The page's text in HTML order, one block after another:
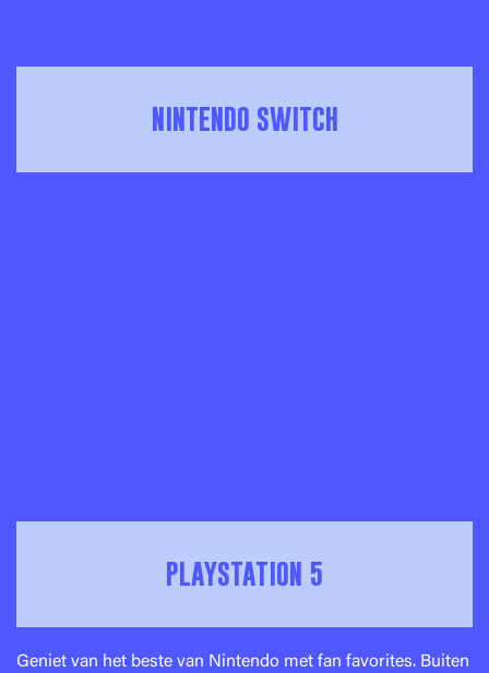
NINTENDO SWITCH
PLAYSTATION 5
Geniet van het beste van Nintendo met fan favorites. Buiten